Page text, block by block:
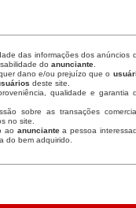
das informações dos anúncios
do anunciante.
dano e/ou prejuízo que o
deste site.
qualidade e garantia
sobre as transações
no site.
ao anunciantea pessoa
do bem adquirido.